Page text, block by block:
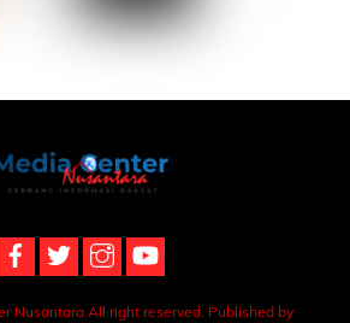
Back
To
Nusantara All right reserved. Published by